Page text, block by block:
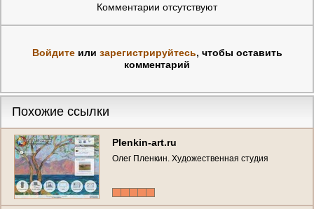
Комментарии отсутствуют
Войдитеили зарегистрируйтесь, чтобы оставить
комментарий
Похожие ссылки
Plenkin-art.ru
Олег Пленкин. Художественная студия